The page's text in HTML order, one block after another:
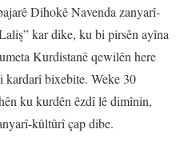
Dihokê Navenda zanyarî-
kar dike, ku bi pirsên ayîna
Kurdistanê qewilên here
kardarî bixebite. Weke 30
ku kurdên êzdî lê dimînin,
kûltûrî çap dibe.